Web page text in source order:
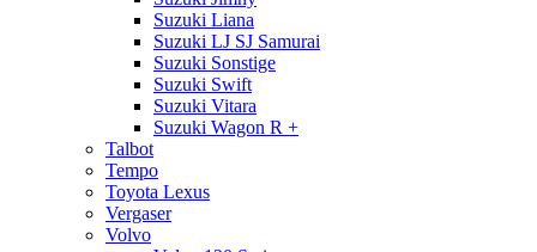
Suzuki Liana
Suzuki LJ SJ Samurai
Suzuki Sonstige
Suzuki Swift
Suzuki Vitara
Suzuki Wagon R +
Talbot
Tempo
Toyota Lexus
Vergaser
Volvo